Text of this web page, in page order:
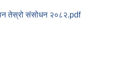
तेस्रो संसोधन २०८२.pdf